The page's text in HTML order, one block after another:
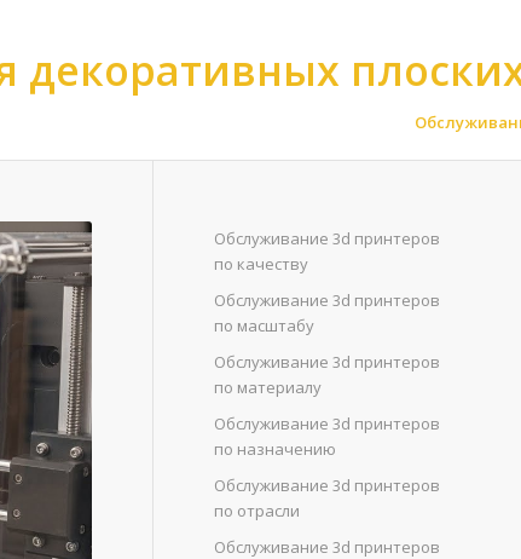
декоративных
Обслуживание 3d принтеров
по качеству
Обслуживание 3d принтеров
по масштабу
Обслуживание 3d принтеров
по материалу
Обслуживание 3d принтеров
по назначению
Обслуживание 3d принтеров
по отрасли
Обслуживание 3d принтеров